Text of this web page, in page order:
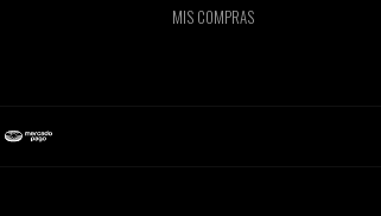
MIS COMPRAS